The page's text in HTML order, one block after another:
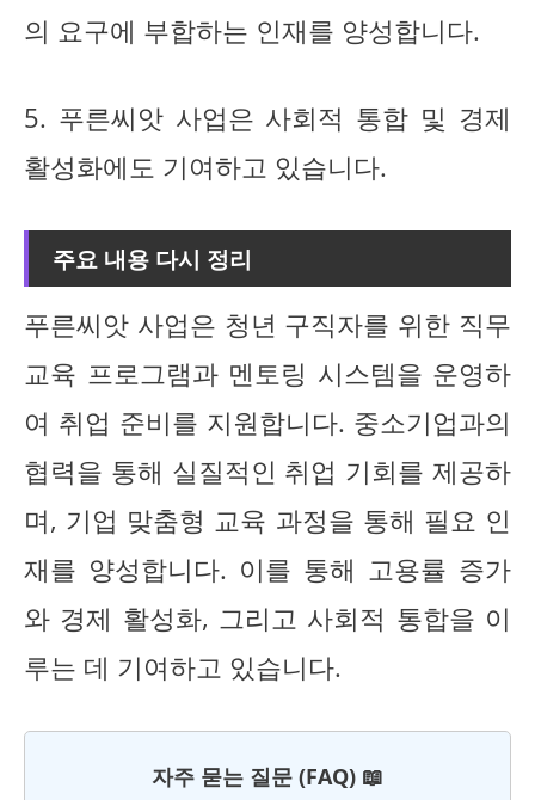
의 요구에 부합하는 인재를 양성합니다.
5. 푸른씨앗 사업은 사회적 통합 및 경제
활성화에도 기여하고 있습니다.
주요 내용 다시 정리
푸른씨앗 사업은 청년 구직자를 위한 직무
교육 프로그램과 멘토링 시스템을 운영하
여 취업 준비를 지원합니다. 중소기업과의
협력을 통해 실질적인 취업 기회를 제공하
며, 기업 맞춤형 교육 과정을 통해 필요 인
재를 양성합니다. 이를 통해 고용률 증가
와 경제 활성화, 그리고 사회적 통합을 이
루는 데 기여하고 있습니다.
자주 묻는 질문 (FAQ) 📖